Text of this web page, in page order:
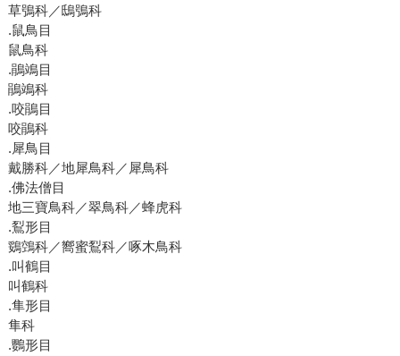
草鴞科／鴟鴞科
.鼠鳥目
鼠鳥科
.鵑鴗目
鵑鴗科
.咬鵑目
咬鵑科
.犀鳥目
戴勝科／地犀鳥科／犀鳥科
.佛法僧目
地三寶鳥科／翠鳥科／蜂虎科
.鴷形目
鵎鵼科／嚮蜜鴷科／啄木鳥科
.叫鶴目
叫鶴科
.隼形目
隼科
.鸚形目